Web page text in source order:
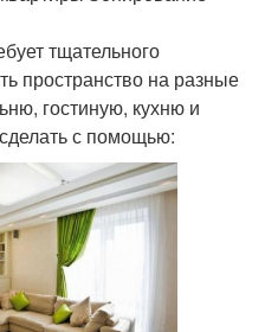
тщательного
пространство на разные
гостиную, кухню и
с помощью: